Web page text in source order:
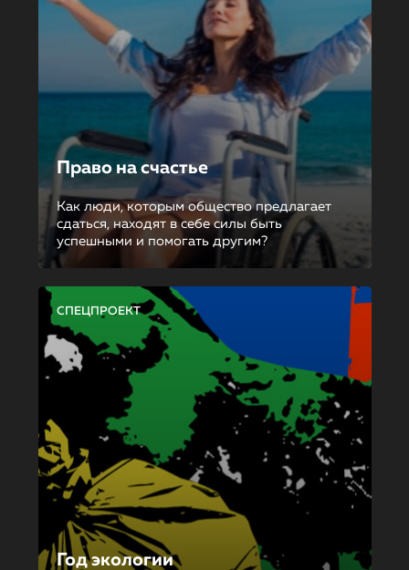
Право на счастье
Как люди, которым общество предлагает
сдаться, находят в себе силы быть
успешными и помогать другим?
СПЕЦПРОЕКТ
Год экологии